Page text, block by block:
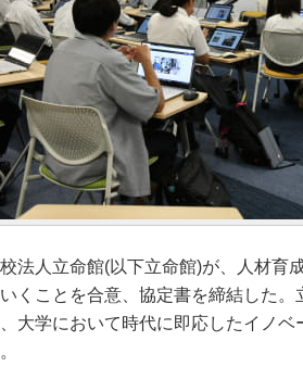
法人立命館(以下立命館)が、人材育
くことを合意、協定書を締結した。
大学において時代に即応したイノ